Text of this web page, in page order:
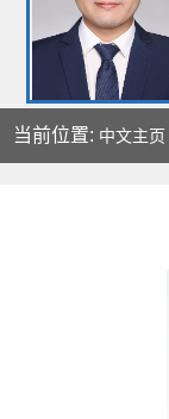
当前位置: 中文主页